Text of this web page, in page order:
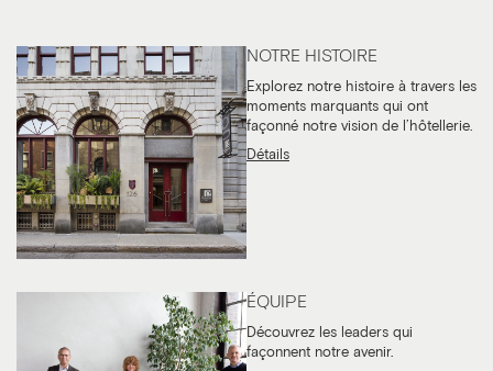
NOTRE HISTOIRE
Explorez notre histoire à travers les
moments marquants qui ont
façonné notre vision de l’hôtellerie.
Détails
ÉQUIPE
Découvrez les leaders qui
façonnent notre avenir.